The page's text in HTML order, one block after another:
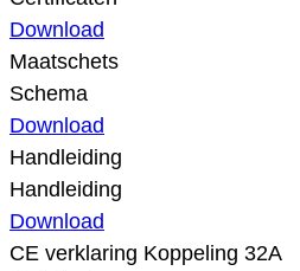
Download
Maatschets
Schema
Download
Handleiding
Handleiding
Download
CE verklaring Koppeling 32A